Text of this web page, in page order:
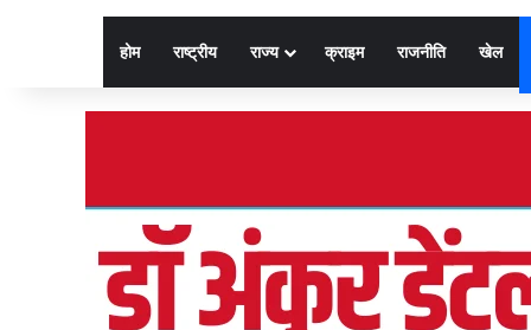
होम राष्ट्रीय राज्य क्राइम राजनीति खेल